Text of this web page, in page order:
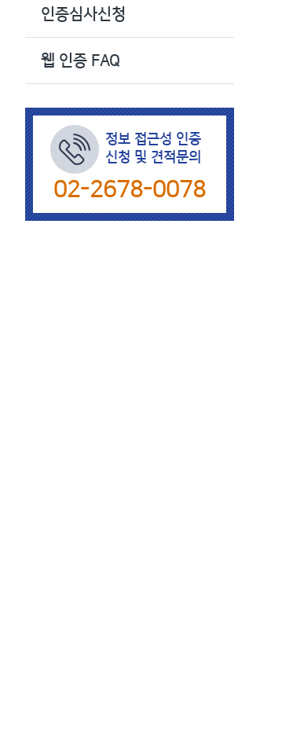
인증심사신청
웹 인증 FAQ
정보 접근성 인증
신청 및 견적문의
02-2678-0078